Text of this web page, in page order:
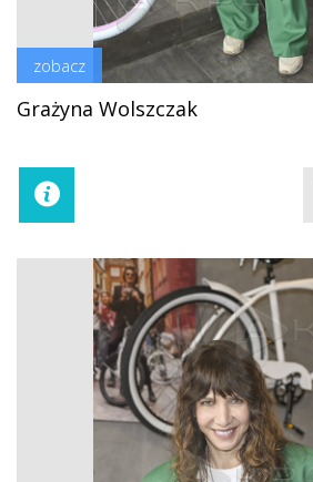
zobacz
Grażyna Wolszczak